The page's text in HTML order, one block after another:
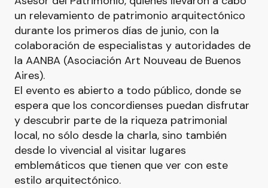
un relevamiento de patrimonio arquitectónico
durante los primeros días de junio, con la
colaboración de especialistas y autoridades de
la AANBA (Asociación Art Nouveau de Buenos
Aires).
El evento es abierto a todo público, donde se
espera que los concordienses puedan disfrutar
y descubrir parte de la riqueza patrimonial
local, no sólo desde la charla, sino también
desde lo vivencial al visitar lugares
emblemáticos que tienen que ver con este
estilo arquitectónico.